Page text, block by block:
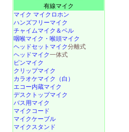
有線マイク
マイク マイクロホン
ハンズフリーマイク
チャイムマイク＆ベル
咽喉マイク・喉頭マイク
ヘッドセットマイク分離式
ヘッドマイク一体式
ピンマイク
クリップマイク
カラオケマイク（白）
エコー内蔵マイク
デスクトップマイク
バス用マイク
マイクコード
マイクケーブル
マイクスタンド